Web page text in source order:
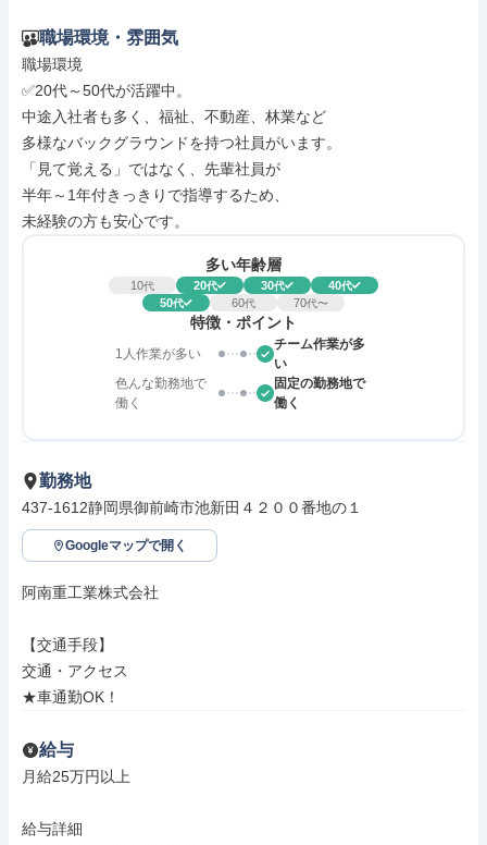
職場環境・雰囲気
職場環境
✅20代～50代が活躍中。
中途入社者も多く、福祉、不動産、林業など
多様なバックグラウンドを持つ社員がいます。
「見て覚える」ではなく、先輩社員が
半年～1年付きっきりで指導するため、
未経験の方も安心です。
多い年齢層
10代 20代 30代 40代
50代 60代 70代〜
特徴・ポイント
1人作業が多い
チーム作業が多
い
色んな勤務地で
働く
固定の勤務地で
働く
勤務地
437-1612静岡県御前崎市池新田４２００番地の１
Googleマップで開く
阿南重工業株式会社
【交通手段】
交通・アクセス
★車通勤OK！
給与
月給25万円以上
給与詳細